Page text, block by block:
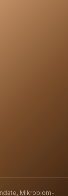
Mikrobiom-